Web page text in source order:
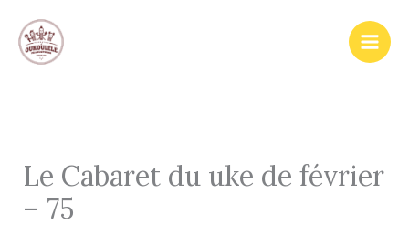
contenu
Le Cabaret du uke de février
– 75